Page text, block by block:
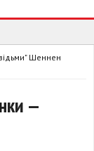
Шеннен
—